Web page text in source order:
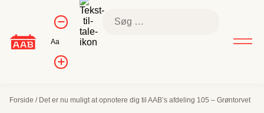
Kontrol af
skriftstørrelse
Formindsk
skriftstørrelse
Aa
Forøg
skriftstørrelsen
Søg
efter:
Forside / Det er nu muligt at opnotere dig til AAB’s afdeling 105 – Grøntorvet